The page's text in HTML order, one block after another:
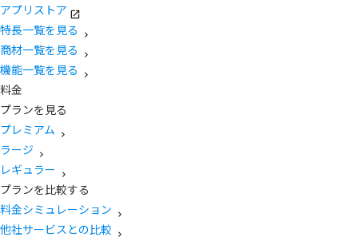
アプリストア
特長一覧を見る
商材一覧を見る
機能一覧を見る
料金
プランを見る
プレミアム
ラージ
レギュラー
プランを比較する
料金シミュレーション
他社サービスとの比較